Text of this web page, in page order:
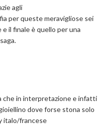
agli
per queste meravigliose sei
il finale è quello per una
che in interpretazione e infatti
dove forse stona solo
italo/francese